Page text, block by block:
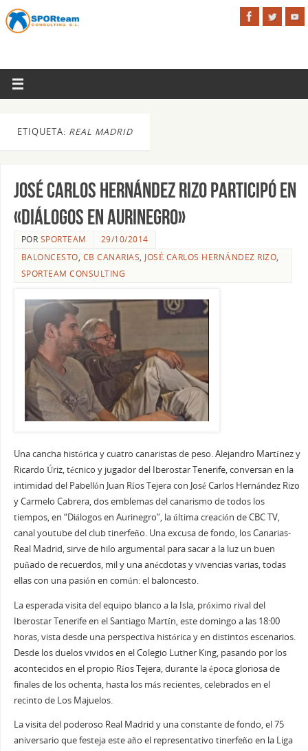
ETIQUETA: REAL MADRID
José Carlos Hernández Rizo participó en
«Diálogos en Aurinegro»
POR SPORTEAM
29/10/2014
BALONCESTO, CB CANARIAS,JOSÉ CARLOS HERNÁNDEZ RIZO,
SPORTEAM CONSULTING
Una cancha histórica y cuatro canaristas de peso. Alejandro Martínez y
Ricardo Úriz, técnico y jugador del Iberostar Tenerife, conversan en la
intimidad del Pabellón Juan Ríos Tejera con José Carlos Hernández Rizo
y Carmelo Cabrera, dos emblemas del canarismo de todos los
tiempos, en “Diálogos en Aurinegro”, la última creación de CBC TV,
canal youtube del club tinerfeño. Una excusa de fondo, los Canarias-
Real Madrid, sirve de hilo argumental para sacar a la luz un buen
puñado de recuerdos, mil y una anécdotas y vivencias varias, todas
ellas con una pasión en común: el baloncesto.
La esperada visita del equipo blanco a la Isla, próximo rival del
Iberostar Tenerife en el Santiago Martín, este domingo a las 18:00
horas, vista desde una perspectiva histórica y en distintos escenarios.
Desde los duelos vividos en el Colegio Luther King, pasando por los
acontecidos en el propio Ríos Tejera, durante la época gloriosa de
finales de los ochenta, hasta los más recientes, celebrados en el
recinto de Los Majuelos.
La visita del poderoso Real Madrid y una constante de fondo, el 75
aniversario que festeja este año el representativo tinerfeño en la Liga